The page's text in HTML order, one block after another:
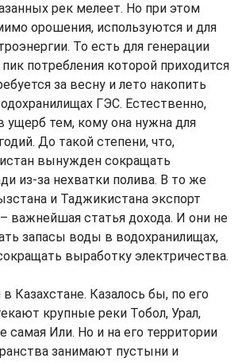
рек мелеет. Но при этом
орошения, используются и для
То есть для генерации
потребления которой приходится
за весну и лето накопить
ГЭС. Естественно,
ущерб тем, кому она нужна для
До такой степени, что,
вынужден сокращать
из-за нехватки полива. В то же
и Таджикистана экспорт
важнейшая статья дохода. И они не
запасы воды в водохранилищах,
выработку электричества.
Казахстане. Казалось бы, по его
крупные реки Тобол, Урал,
самая Или. Но и на его территории
занимают пустыни и